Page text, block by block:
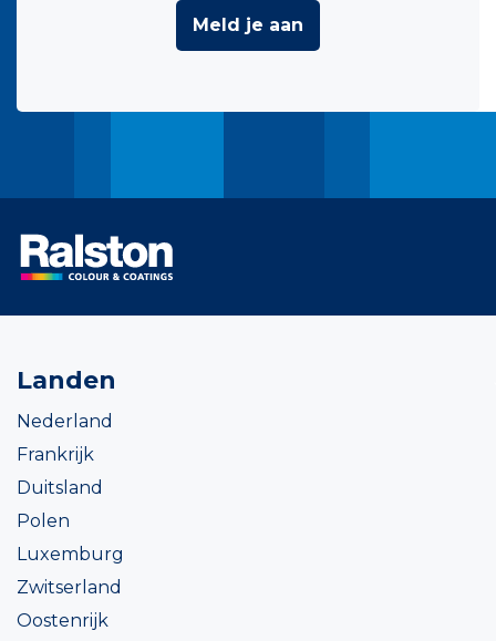
Meld je aan
Landen
Nederland
Frankrijk
Duitsland
Polen
Luxemburg
Zwitserland
Oostenrijk